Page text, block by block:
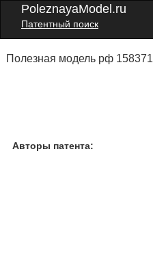
PoleznayaModel.ru
Патентный поиск
Полезная модель рф 158371
Авторы патента: